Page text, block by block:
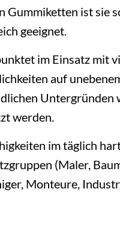
Gummiketten ist sie
geeignet.
im Einsatz mit
auf
Untergründen
werden.
im täglich
(Maler,
Monteure,